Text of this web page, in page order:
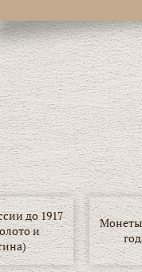
до 1917
и
Монеты